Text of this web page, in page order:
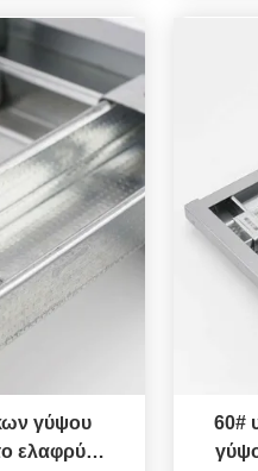
γύψου
ελαφρύ
60#